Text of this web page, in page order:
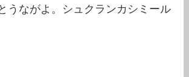
うながよ。シュクランカシミール